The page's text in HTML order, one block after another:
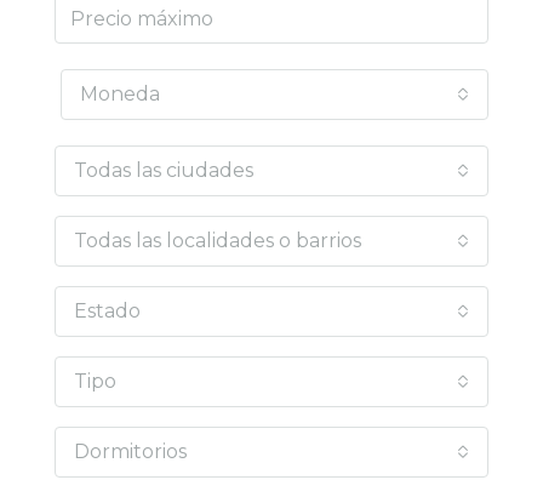
Moneda
Todas las ciudades
Todas las localidades o barrios
Estado
Tipo
Dormitorios